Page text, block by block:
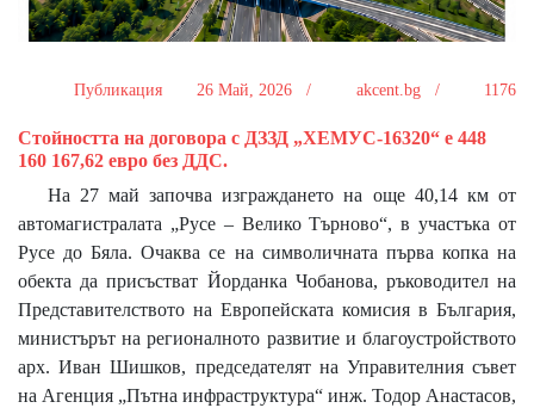
Публикация 26 Май, 2026 / akcent.bg / 1176
Стойността на договора с ДЗЗД „ХЕМУС-16320“ е 448
160 167,62 евро без ДДС.
На 27 май започва изграждането на още 40,14 км от
автомагистралата „Русе – Велико Търново“, в участъка от
Русе до Бяла. Очаква се на символичната първа копка на
обекта да присъстват Йорданка Чобанова, ръководител на
Представителството на Европейската комисия в България,
министърът на регионалното развитие и благоустройството
арх. Иван Шишков, председателят на Управителния съвет
на Агенция „Пътна инфраструктура“ инж. Тодор Анастасов,